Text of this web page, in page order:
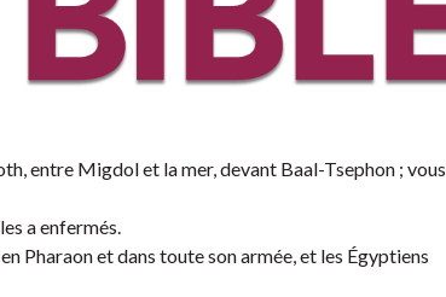
entre Migdol et la mer, devant Baal-Tsephon ; vous
a enfermés.
Pharaon et dans toute son armée, et les Égyptiens